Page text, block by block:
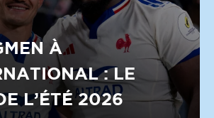
À
: LE
L’ÉTÉ 2026